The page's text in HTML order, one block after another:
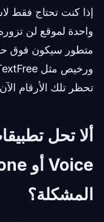
متطور سيكون فوق
تحظر تلك الأرقام
المشكلة؟